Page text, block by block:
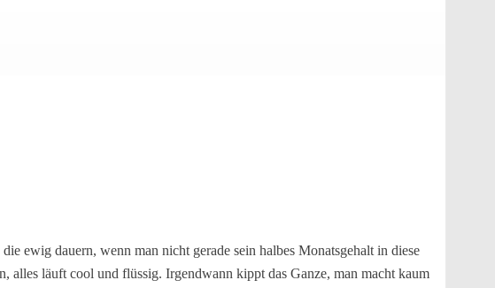
ewig dauern, wenn man nicht gerade sein halbes Monatsgehalt in diese
alles läuft cool und flüssig. Irgendwann kippt das Ganze, man macht kaum